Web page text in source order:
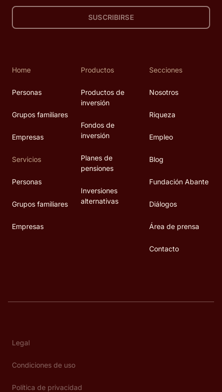
SUSCRIBIRSE
Home
Personas
Grupos familiares
Empresas
Servicios
Personas
Grupos familiares
Empresas
Productos
Productos de
inversión
Fondos de
inversión
Planes de
pensiones
Inversiones
alternativas
Secciones
Nosotros
Riqueza
Empleo
Blog
Fundación Abante
Diálogos
Área de prensa
Contacto
Legal
Condiciones de uso
Política de privacidad